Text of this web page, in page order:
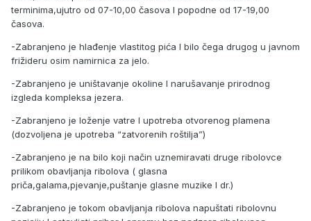
terminima,ujutro od 07-10,00 časova I popodne od 17-19,00
časova.
-Zabranjeno je hlađenje vlastitog pića I bilo čega drugog u javnom
frižideru osim namirnica za jelo.
-Zabranjeno je uništavanje okoline I narušavanje prirodnog
izgleda kompleksa jezera.
-Zabranjeno je loženje vatre I upotreba otvorenog plamena
(dozvoljena je upotreba “zatvorenih roštilja”)
-Zabranjeno je na bilo koji način uznemiravati druge ribolovce
prilikom obavljanja ribolova ( glasna
priča,galama,pjevanje,puštanje glasne muzike I dr.)
-Zabranjeno je tokom obavljanja ribolova napuštati ribolovnu